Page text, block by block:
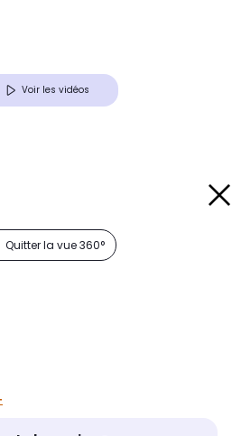
Voir les vidéos
Quitter la vue 360°